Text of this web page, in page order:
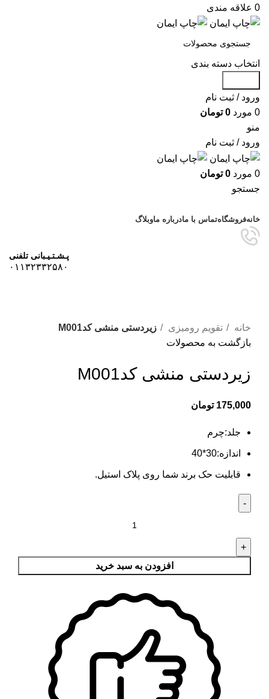
0 علاقه مندی
انتخاب دسته بندی
ورود / ثبت نام
0 مورد 0 تومان
منو
ورود / ثبت نام
0 مورد 0 تومان
جستجو
خانهفروشگاهتماس با مادرباره ماوبلاگ
پـشـتـیـبانی تلفنی
۰۱۱۳۲۳۳۲۵۸۰
خانه
تقویم رومیزی
زیردستی منشی کدM001
بازگشت به محصولات
زیردستی منشی کدM001
175,000 تومان
جلد:چرم
اندازه:30*40
قابلیت حک برند شما روی پلاک استیل.
افزودن به سبد خرید